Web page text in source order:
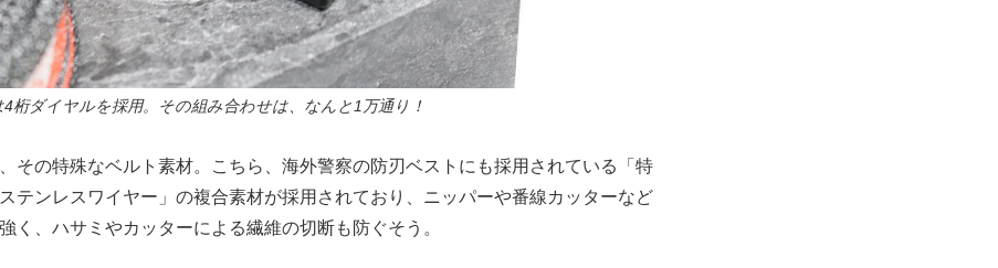
桁ダイヤルを採用。その組み合わせは、なんと1万通り！
その特殊なベルト素材。こちら、海外警察の防刃ベストにも採用されている「特
テンレスワイヤー」の複合素材が採用されており、ニッパーや番線カッターなど
く、ハサミやカッターによる繊維の切断も防ぐそう。